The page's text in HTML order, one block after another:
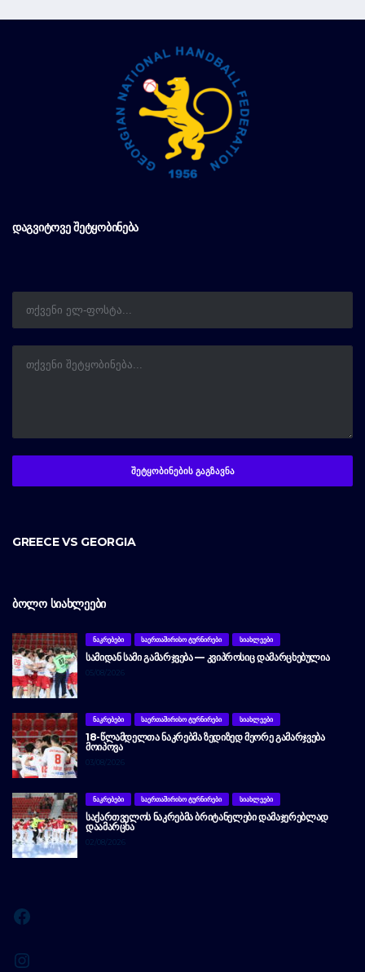
ᲓᲐᲒᲕᲘᲢᲝᲕᲔ ᲨᲔᲢᲧᲝᲑᲘᲜᲔᲑᲐ
GREECE VS GEORGIA
ᲑᲝᲚᲝ ᲡᲘᲐᲮᲚᲔᲔᲑᲘ
ᲜᲐᲙᲠᲔᲑᲔᲑᲘ ᲡᲐᲔᲠᲗᲐᲨᲘᲠᲘᲡᲝ ᲢᲣᲠᲜᲘᲠᲔᲑᲘ ᲡᲘᲐᲮᲚᲔᲔᲑᲘ
ᲡᲐᲛᲘᲓᲐᲜ ᲡᲐᲛᲘ ᲒᲐᲛᲐᲠᲯᲕᲔᲑᲐ — ᲙᲕᲘᲞᲠᲝᲡᲘᲪ ᲓᲐᲛᲐᲠᲪᲮᲔᲑᲣᲚᲘᲐ
05/08/2026
ᲜᲐᲙᲠᲔᲑᲔᲑᲘ ᲡᲐᲔᲠᲗᲐᲨᲘᲠᲘᲡᲝ ᲢᲣᲠᲜᲘᲠᲔᲑᲘ ᲡᲘᲐᲮᲚᲔᲔᲑᲘ
18-ᲬᲚᲐᲛᲓᲔᲚᲗᲐ ᲜᲐᲙᲠᲔᲑᲛᲐ ᲖᲔᲓᲘᲖᲔᲓ ᲛᲔᲝᲠᲔ ᲒᲐᲛᲐᲠᲯᲕᲔᲑᲐ
ᲛᲝᲘᲞᲝᲕᲐ
03/08/2026
ᲜᲐᲙᲠᲔᲑᲔᲑᲘ ᲡᲐᲔᲠᲗᲐᲨᲘᲠᲘᲡᲝ ᲢᲣᲠᲜᲘᲠᲔᲑᲘ ᲡᲘᲐᲮᲚᲔᲔᲑᲘ
ᲡᲐᲥᲐᲠᲗᲕᲔᲚᲝᲡ ᲜᲐᲙᲠᲔᲑᲛᲐ ᲑᲠᲘᲢᲐᲜᲔᲚᲔᲑᲘ ᲓᲐᲛᲐᲯᲔᲠᲔᲑᲚᲐᲓ
ᲓᲐᲐᲛᲐᲠᲪᲮᲐ
02/08/2026
Facebook
Instagram